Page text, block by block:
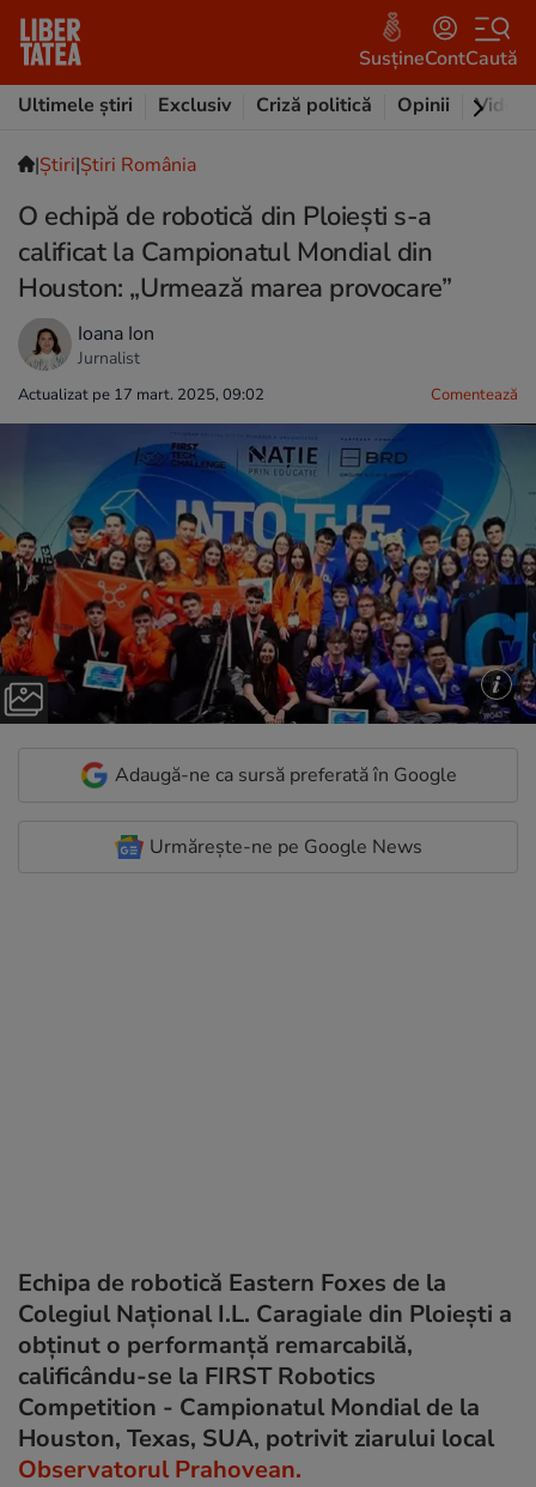
SusțineContCaută
Ultimele știri
Exclusiv Criză politică Opinii Video
|Ştiri|Știri România
O echipă de robotică din Ploiești s-a
calificat la Campionatul Mondial din
Houston: „Urmează marea provocare”
Ioana Ion
Jurnalist
Actualizat pe 17 mart. 2025, 09:02 Comentează
Adaugă-ne ca sursă preferată în Google
Urmărește-ne pe Google News
Echipa de robotică Eastern Foxes de la
Colegiul Național I.L. Caragiale din Ploiești a
obținut o performanță remarcabilă,
calificându-se la FIRST Robotics
Competition - Campionatul Mondial de la
Houston, Texas, SUA, potrivit ziarului local
Observatorul Prahovean.